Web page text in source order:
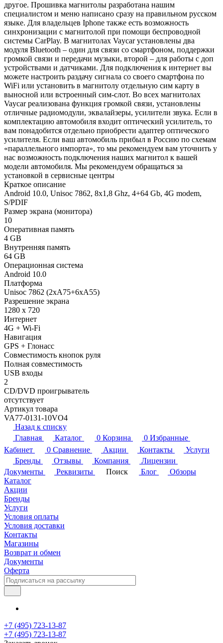
другое. Прошивка магнитолы разработана нашим
специалистом и меню написано сразу на правильном русском
языке. Для владельцев Iphone также есть возможность
синхронизации с магнитолой при помощи беспроводной
системы CarPlay. В магнитолах Vaycar установлены два
модуля Bluetooth – один для связи со смартфоном, поддержки
громкой связи и передачи музыки, второй – для работы с доп
устройствами и датчиками. Для подключения к интернет вы
можете настроить раздачу сигнала со своего смартфона по
WiFi или установить в магнитолу отдельную сим карту в
выносной или встроенный сим-слот. Во всех магнитолах
Vaycar реализована функция громкой связи, установлены
отличные радиомодули, эквалайзеры, усилители звука. Если в
комплектацию автомобиля входит оптический усилитель, то
вам понадобится отдельно приобрести адаптер оптического
усилителя. Если ваш автомобиль прибыл в Россию по схемам
«параллельного импорта», то мы рекомендуем вам уточнить у
нас возможность подключения наших магнитол к вашей
модели автомобиля. Мы рекомендуем обращаться за
установкой в сервисные центры
Краткое описание
Android 10.0, Unisoc 7862, 8х1,8 Ghz, 4+64 Gb, 4G modem,
S/PDIF
Размер экрана (монитора)
10
Оперативная память
4 GB
Внутренняя память
64 GB
Операционная система
Android 10.0
Платформа
Unisoc 7862 (2xA75+6xA55)
Разрешение экрана
1280 x 720
Интернет
4G + Wi-Fi
Навигация
GPS + Глонасс
Совместимость кнопок руля
Полная совместимость
USB входы
2
CD/DVD проигрыватель
отсутствует
Артикул товара
VA77-0131-10VO4
Назад к списку
Главная
Каталог 0 Корзина 0 Избранные
Кабинет
0 Сравнение Акции Контакты
Услуги
Бренды
Отзывы Компания
Лицензии
Документы
Реквизиты Поиск Блог
Обзоры
Каталог
Акции
Бренды
Услуги
Условия оплаты
Условия доставки
Контакты
Магазины
Возврат и обмен
Документы
Оферта
+7 (495) 723-13-87
+7 (495) 723-13-87